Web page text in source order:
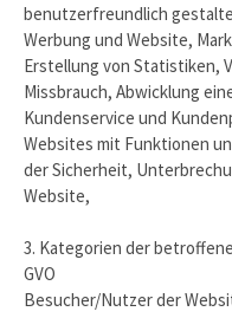
benutzerfreundlich
Werbung und Website,
Erstellung von Statistiken,
Missbrauch, Abwicklung
Kundenservice und
Websites mit Funktionen
der Sicherheit,
Website,
3. Kategorien der
GVO
Besucher/Nutzer der